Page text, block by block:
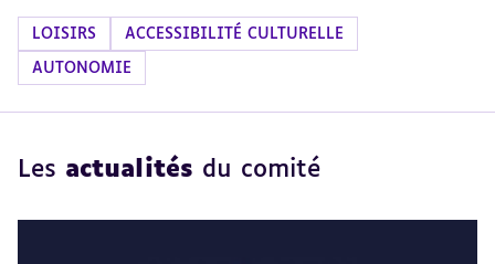
LOISIRS ACCESSIBILITÉ CULTURELLE
AUTONOMIE
Les actualités du comité